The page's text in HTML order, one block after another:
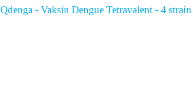
Qdenga - Vaksin Dengue Tetravalent - 4 strain